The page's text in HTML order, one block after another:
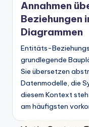
In
d
u
s
tr
y
U
Annahmen
Beziehungen
Diagrammen
Entitäts-
grundlegende
Sie übersetzen
Datenmodelle, die
diesem Kontext
am häufigsten